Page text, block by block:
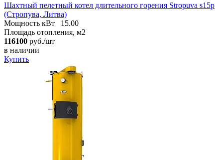
Шахтный пелетный котел длительного горения Stropuva s15p
(Стропува, Литва)
Мощность кВт
15.00
Площадь отопления, м2
116100 руб./шт
в наличии
Купить